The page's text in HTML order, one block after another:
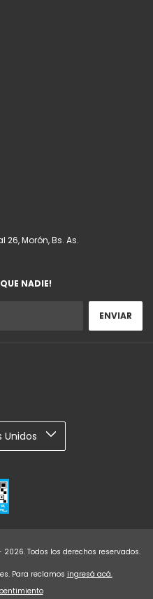
26, Morón, Bs. As.
NADIE!
Todos los derechos reservados.
Para reclamos ingresá acá.